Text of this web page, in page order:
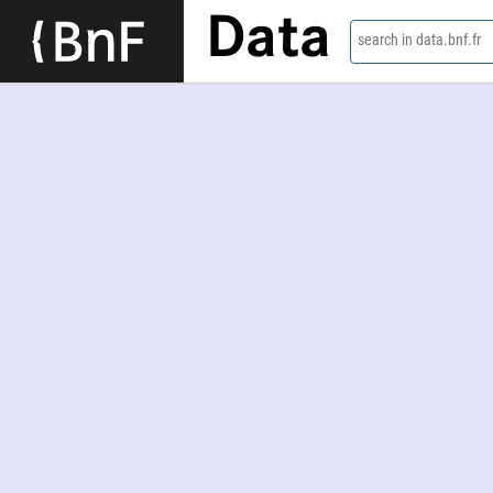
Data search in data.bnf.fr